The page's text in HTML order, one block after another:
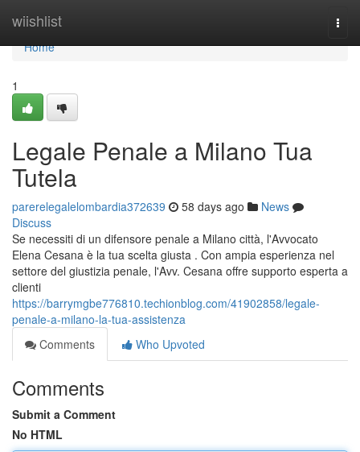
wiishlist
Home
Home
1
Legale Penale a Milano Tua
Tutela
parerelegalelombardia372639 58 days ago
News
Discuss
Se necessiti di un difensore penale a Milano città, l'Avvocato
Elena Cesana è la tua scelta giusta . Con ampia esperienza nel
settore del giustizia penale, l'Avv. Cesana offre supporto esperta a
clienti
https://barrymgbe776810.techionblog.com/41902858/legale-
penale-a-milano-la-tua-assistenza
Comments
Who Upvoted
Comments
Submit a Comment
No HTML